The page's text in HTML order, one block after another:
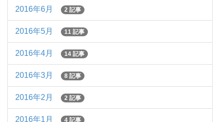
2016年6月 2 記事
2016年5月 11 記事
2016年4月 14 記事
2016年3月 8 記事
2016年2月 2 記事
2016年1月 4 記事